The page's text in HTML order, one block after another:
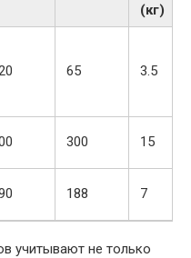
(кг)
65 3.5
300 15
188 7
учитывают не только